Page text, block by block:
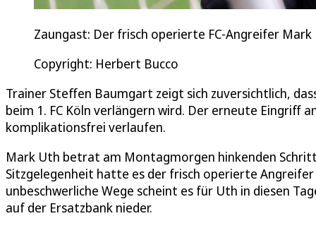
Zaungast: Der frisch operierte FC-Angreifer
Copyright: Herbert Bucco
Trainer Steffen Baumgart zeigt sich zuversichtlich,
beim 1. FC Köln verlängern wird. Der erneute Eingriff
komplikationsfrei verlaufen.
Mark Uth betrat am Montagmorgen hinkenden
Sitzgelegenheit hatte es der frisch operierte Angreifer
unbeschwerliche Wege scheint es für Uth in diesen
auf der Ersatzbank nieder.